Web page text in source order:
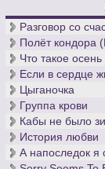
Разговор со
Полёт кондора
Что такое осень
Если в сердце
Цыганочка
Группа крови
Кабы не было
История любви
А напоследок я